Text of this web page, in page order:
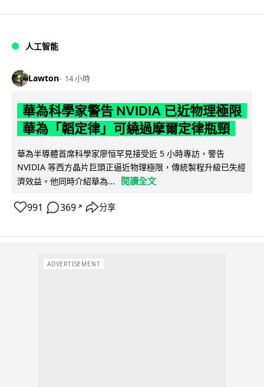
人工智能
Lawton 14 小時
華為科學家警告 NVIDIA 已近物理極限
華為「韜定律」可繞過摩爾定律瓶頸
華為半導體首席科學家廖恒罕見接受近 5 小時專訪，警告
NVIDIA 等西方晶片巨頭正逼近物理極限，傳統製程升級已失經
濟效益。他同時介紹華為...
閱讀全文
991 369 ↗ 分享
ADVERTISEMENT